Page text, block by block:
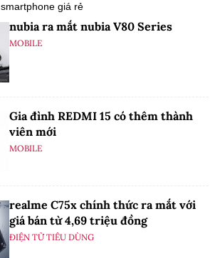
smartphone giá rẻ
nubia ra mắt nubia V80 Series
MOBILE
Gia đình REDMI 15 có thêm thành
viên mới
MOBILE
realme C75x chính thức ra mắt với
giá bán từ 4,69 triệu đồng
ĐIỆN TỬ TIÊU DÙNG